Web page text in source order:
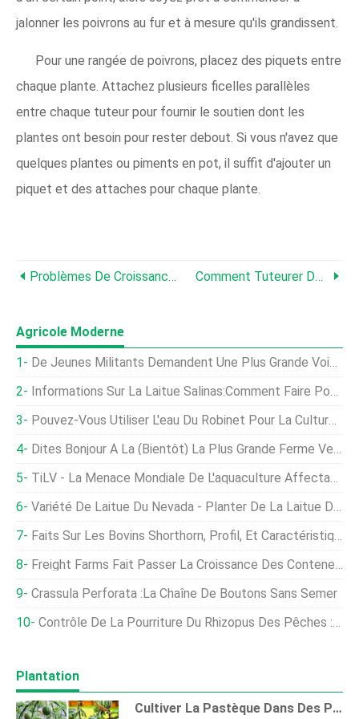
jalonner les poivrons au fur et à mesure qu'ils grandissent.
Pour une rangée de poivrons, placez des piquets entre
chaque plante. Attachez plusieurs ficelles parallèles
entre chaque tuteur pour fournir le soutien dont les
plantes ont besoin pour rester debout. Si vous n'avez que
quelques plantes ou piments en pot, il suffit d'ajouter un
piquet et des attaches pour chaque plante.
Problèmes De Croissance Du Poivron Et Maladies Des Plantes De Poivron Comment Tuteurer Des Plants De Poivre
Agricole Moderne
De Jeunes Militants Demandent Une Plus Grande Voix Dans La Prise De Décision Pour Les Africains Touchés Par Le Climat
Informations Sur La Laitue Salinas:Comment Faire Pousser Des Plants De Laitue Salinas
Pouvez-Vous Utiliser L'eau Du Robinet Pour La Culture Hydroponique ?
Dites Bonjour À La (bientôt) La Plus Grande Ferme Verticale Intérieure Au Monde
TiLV - La Menace Mondiale De L'aquaculture Affectant La Production De Tilapia
Variété De Laitue Du Nevada - Planter De La Laitue Du Nevada Dans Les Jardins
Faits Sur Les Bovins Shorthorn, Profil, Et Caractéristiques
Freight Farms Fait Passer La Croissance Des Conteneurs Au Niveau Supérieur
Crassula Perforata :La Chaîne De Boutons Sans Semer
Contrôle De La Pourriture Du Rhizopus Des Pêches :comment Traiter La Pourriture Du Rhizopus Des Pêches
Plantation
Cultiver La Pastèque Dans Des Pots À Partir De Graines - Un Guide Complet